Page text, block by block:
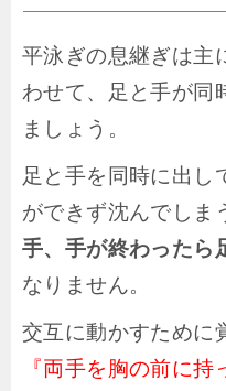
平泳ぎの息継ぎは主
わせて、足と手が同
ましょう。
足と手を同時に出し
ができず沈んでしま
手、手が終わったら
なりません。
交互に動かすために
『両手を胸の前に